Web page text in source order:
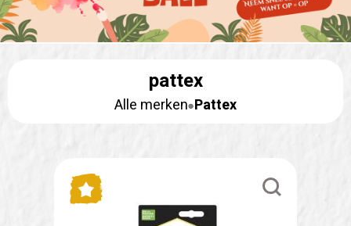
pattex
Alle merken Pattex